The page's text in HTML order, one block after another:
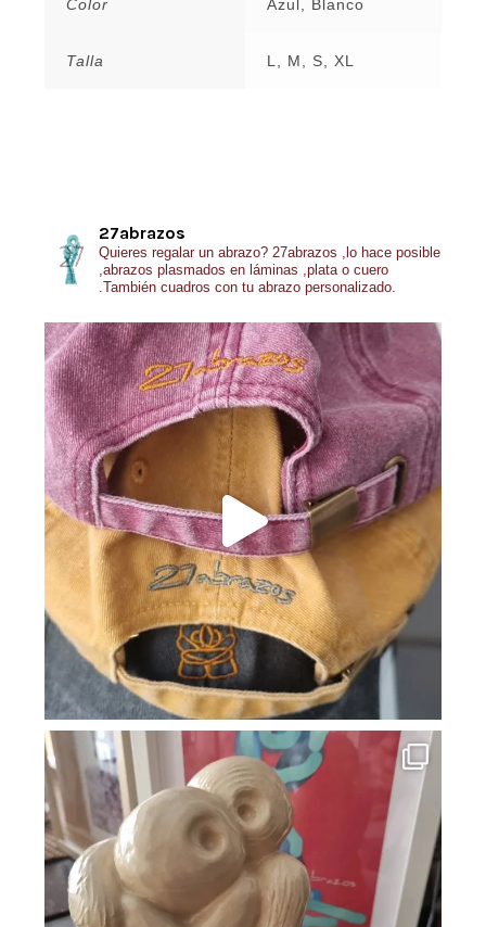
Color Azul, Blanco
Talla L, M, S, XL
27abrazos
Quieres regalar un abrazo? 27abrazos ,lo hace posible
,abrazos plasmados en láminas ,plata o cuero
.También cuadros con tu abrazo personalizado.